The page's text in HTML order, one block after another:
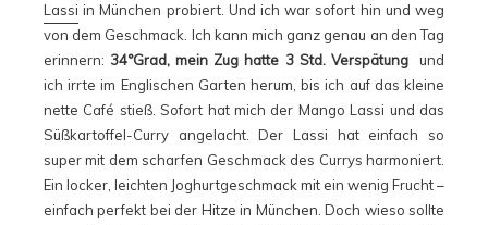
Lassi in München probiert. Und ich war sofort hin und weg
von dem Geschmack. Ich kann mich ganz genau an den Tag
erinnern: 34°Grad, mein Zug hatte 3 Std. Verspätungund
ich irrte im Englischen Garten herum, bis ich auf das kleine
nette Café stieß. Sofort hat mich der Mango Lassi und das
Süßkartoffel-Curry angelacht. Der Lassi hat einfach so
super mit dem scharfen Geschmack des Currys harmoniert.
Ein locker, leichten Joghurtgeschmack mit ein wenig Frucht –
einfach perfekt bei der Hitze in München. Doch wieso sollte